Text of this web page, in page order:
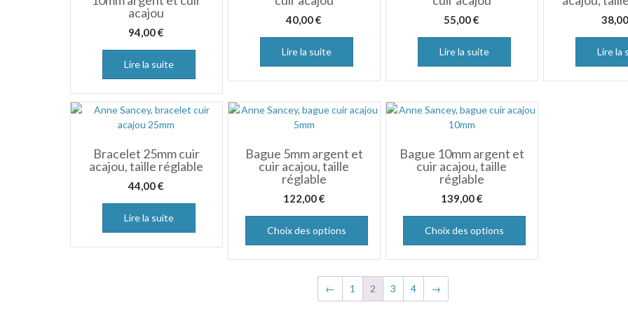
acajou
94,00€
Lire la suite
40,00€
Lire la suite
55,00€
Lire la suite Lire la
Bracelet 25mm cuir
acajou, taille réglable
44,00€
Lire la suite
Bague 5mm argent et
cuir acajou, taille
réglable
122,00€
Choix des options
Bague 10mm argent et
cuir acajou, taille
réglable
139,00€
Choix des options
← 1 2 3 4 →